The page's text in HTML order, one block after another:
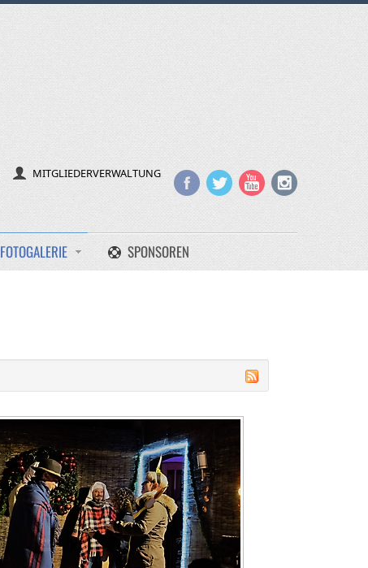
MITGLIEDERVERWALTUNG
FOTOGALERIE SPONSOREN